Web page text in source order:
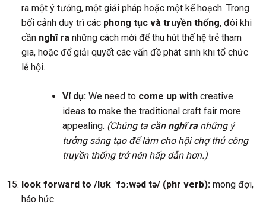
ra một ý tưởng, một giải pháp hoặc một kế hoạch. Trong
bối cảnh duy trì các phong tục và truyền thống, đôi khi
cần nghĩ ranhững cách mới để thu hút thế hệ trẻ tham
gia, hoặc để giải quyết các vấn đề phát sinh khi tổ chức
lễ hội.
Ví dụ:We need to come up withcreative
ideas to make the traditional craft fair more
appealing. (Chúng ta cần nghĩ ranhững ý
tưởng sáng tạo để làm cho hội chợ thủ công
truyền thống trở nên hấp dẫn hơn.)
look forward to /lʊk ˈfɔːwəd tə/ (phr verb):mong đợi,
háo hức.